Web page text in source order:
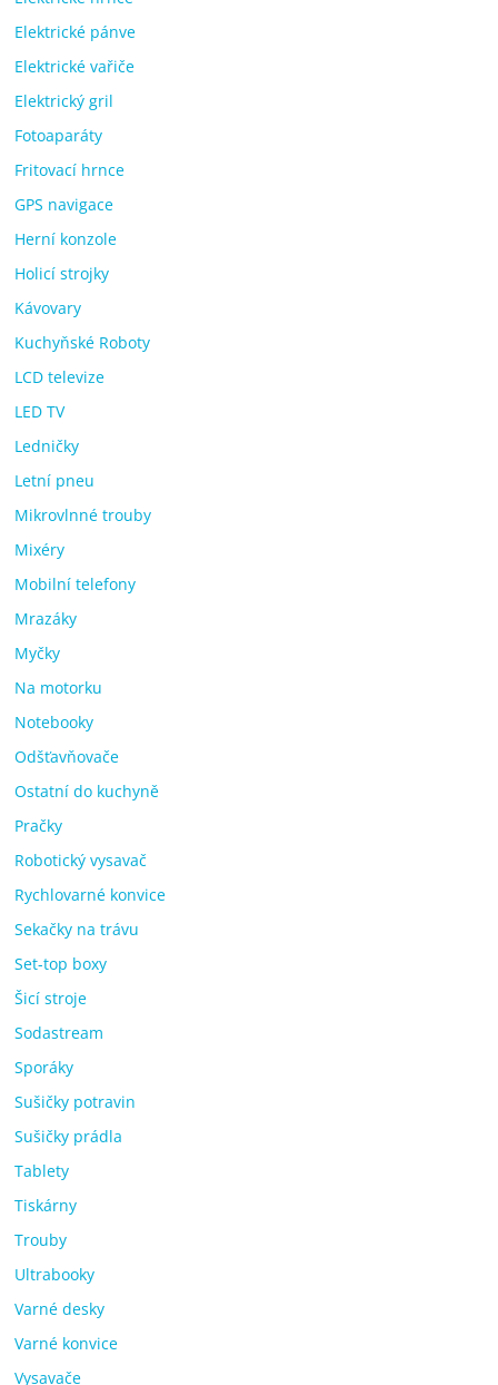
Elektrické pánve
Elektrické vařiče
Elektrický gril
Fotoaparáty
Fritovací hrnce
GPS navigace
Herní konzole
Holicí strojky
Kávovary
Kuchyňské Roboty
LCD televize
LED TV
Ledničky
Letní pneu
Mikrovlnné trouby
Mixéry
Mobilní telefony
Mrazáky
Myčky
Na motorku
Notebooky
Odšťavňovače
Ostatní do kuchyně
Pračky
Robotický vysavač
Rychlovarné konvice
Sekačky na trávu
Set-top boxy
Šicí stroje
Sodastream
Sporáky
Sušičky potravin
Sušičky prádla
Tablety
Tiskárny
Trouby
Ultrabooky
Varné desky
Varné konvice
Vysavače